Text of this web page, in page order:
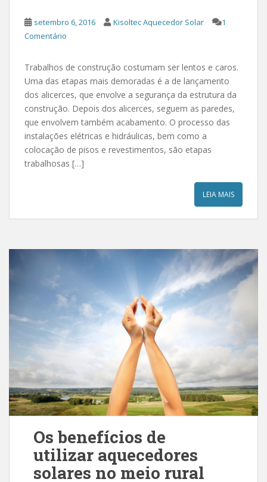
setembro 6, 2016 Kisoltec Aquecedor Solar
1
Comentário
Trabalhos de construção costumam ser lentos e caros.
Uma das etapas mais demoradas é a de lançamento
dos alicerces, que envolve a segurança da estrutura da
construção. Depois dos alicerces, seguem as paredes,
que envolvem também acabamento. O processo das
instalações elétricas e hidráulicas, bem como a
colocação de pisos e revestimentos, são etapas
trabalhosas […]
LEIA MAIS
Os benefícios de
utilizar aquecedores
solares no meio rural